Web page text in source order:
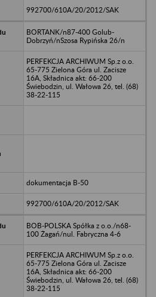
992700/610A/20/2012/SAK
BORTANK/n87-400 Golub-
Dobrzyń/nSzosa Rypińska 26/n
PERFEKCJA ARCHIWUM Sp.z o.o.
65-775 Zielona Góra ul. Zacisze
16A, Składnica akt: 66-200
Świebodzin, ul. Wałowa 26, tel. (68)
38-22-115
dokumentacja B-50
992700/610A/20/2012/SAK
BOB-POLSKA Spółka z o.o./n68-
100 Żagań/nul. Fabryczna 4-6
PERFEKCJA ARCHIWUM Sp.z o.o.
65-775 Zielona Góra ul. Zacisze
16A, Składnica akt: 66-200
Świebodzin, ul. Wałowa 26, tel. (68)
38-22-115